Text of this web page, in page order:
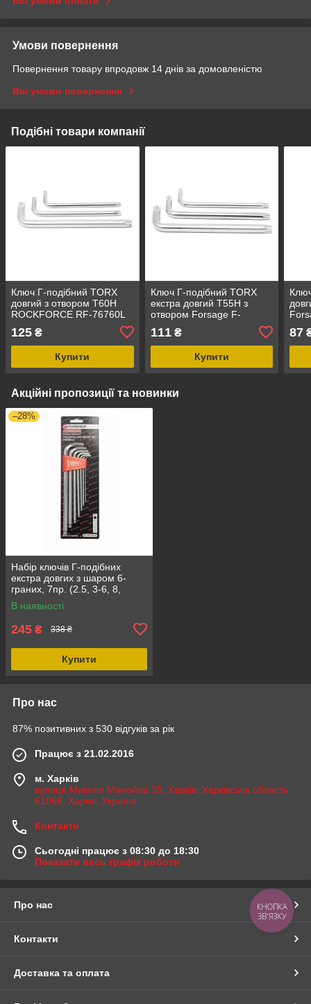
Умови повернення
Повернення товару впродовж 14 днів за домовленістю
Всі умови повернення
Подібні товари компанії
Ключ Г-подібний TORX
довгий з отвором T60H
ROCKFORCE RF-76760L
125 ₴
Купити
Ключ Г-подібний TORX
екстра довгий T55H з
отвором Forsage F-
111₴
Купити
87
Акційні пропозиції та новинки
–28%
Набір ключів Г-подібних
екстра довгих з шаром 6-
граних, 7пр. (2.5, 3-6, 8,
10мм) Forsage F-5072XLB
В наявності
245 ₴ 338 ₴
Купити
Про нас
87% позитивних з 530 відгуків за рік
Працює з 21.02.2016
м. Харків
вулиця Миколи Манойла 38, Харків, Харківська область,
61068, Харків, Україна
Контакти
Сьогодні працює з 08:30 до 18:30
Показати весь графік роботи
Про нас
Контакти
Доставка та оплата
КНОПКА
ЗВ'ЯЗКУ